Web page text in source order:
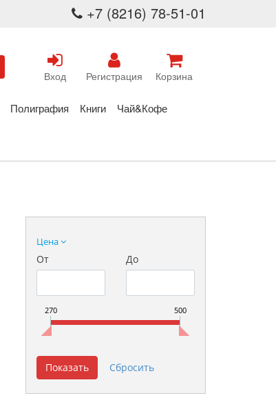
+7 (8216) 78-51-01
Вход Регистрация Корзина
Полиграфия Книги Чай&Кофе
Цена
От До
270 500